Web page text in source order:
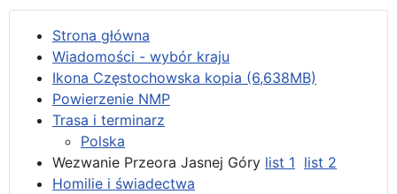
Strona główna
Wiadomości - wybór kraju
Ikona Częstochowska kopia (6,638MB)
Powierzenie NMP
Trasa i terminarz
Polska
Wezwanie Przeora Jasnej Góry list 1 list 2
Homilie i świadectwa